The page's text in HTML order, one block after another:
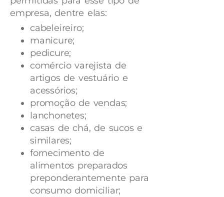
empresa, dentre elas:
cabeleireiro;
manicure;
pedicure;
comércio varejista de
artigos de vestuário e
acessórios;
promoção de vendas;
lanchonetes;
casas de chá, de sucos e
similares;
fornecimento de
alimentos preparados
preponderantemente para
consumo domiciliar;